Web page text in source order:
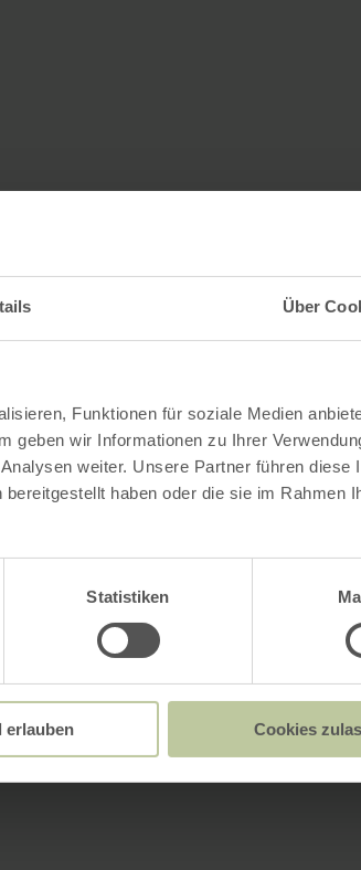
Über
Funktionen für soziale Medien
geben wir Informationen zu Ihrer
weiter. Unsere Partner führen diese
haben oder die sie im Rahmen
Statistiken
erlauben Cookies